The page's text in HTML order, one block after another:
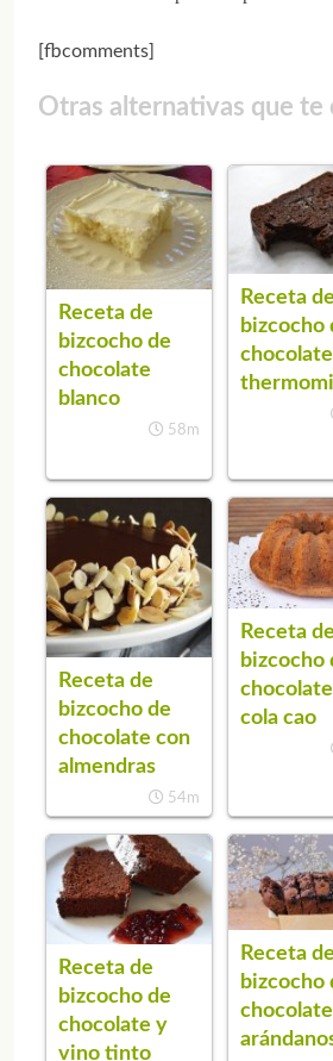
[fbcomments]
Otras alternativas que te
Receta de
bizcocho de
chocolate
blanco
58m
Receta de
bizcocho
chocolate
Receta de
bizcocho de
chocolate con
almendras
54m
Receta de
bizcocho
cola cao
Receta de
bizcocho de
chocolate y
vino tinto
Receta de
bizcocho